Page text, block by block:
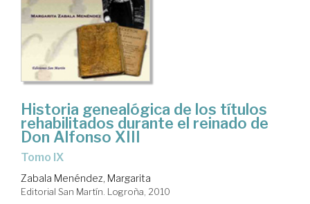
Historia genealógica de los títulos
rehabilitados durante el reinado de
Don Alfonso XIII
tomo IX
Zabala Menéndez, Margarita
Editorial San Martín. Logroña, 2010